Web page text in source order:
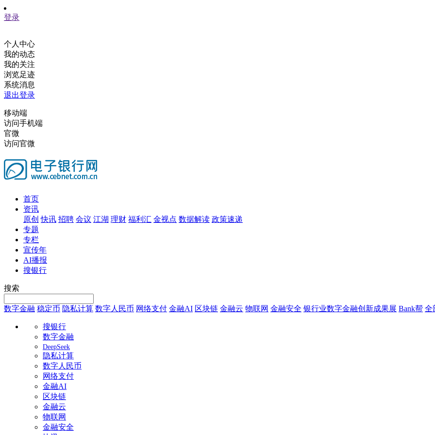
登录
个人中心
我的动态
我的关注
浏览足迹
系统消息
退出登录
移动端
访问手机端
官微
访问官微
首页
资讯
原创 快讯 招聘 会议 江湖 理财 福利汇 金视点 数据解读 政策速递
专题
专栏
宣传年
AI播报
搜银行
搜索
数字金融 稳定币 隐私计算 数字人民币 网络支付 金融AI 区块链 金融云 物联网 金融安全 银行业数字金融创新成果展 Bank帮 全
搜银行
数字金融
DeepSeek
隐私计算
数字人民币
网络支付
金融AI
区块链
金融云
物联网
金融安全